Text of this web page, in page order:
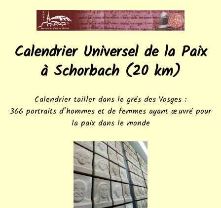
Calendrier Universel de la Paix
à Schorbach (20 km)
Calendrier tailler dans le grés des Vosges :
366 portraits d’hommes et de femmes ayant œuvré pour
la paix dans le monde